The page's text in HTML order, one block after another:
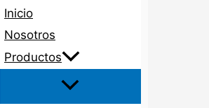
Inicio
Nosotros
Productos